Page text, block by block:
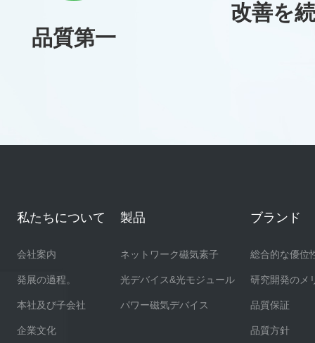
品質第一
改善を
私たちについて
会社案内
発展の過程。
本社及び子会社
企業文化
製品
ネットワーク磁気素子
光デバイス&光モジュール
パワー磁気デバイス
ブランド
総合的な優位
研究開発のメ
品質保証
品質方針